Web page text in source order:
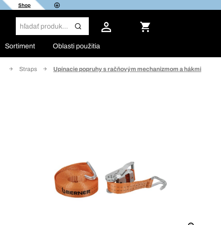
Shop
Sortiment Oblasti použitia
Straps Upínacie popruhy s račňovým mechanizmom a hákmi